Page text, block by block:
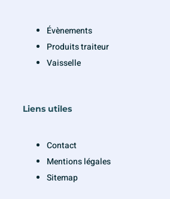
Évènements
Produits traiteur
Vaisselle
Liens utiles
Contact
Mentions légales
Sitemap